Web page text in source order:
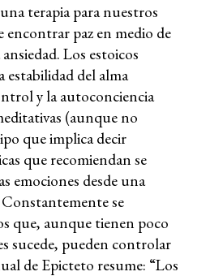
terapia para nuestros
encontrar paz en medio de
Los estoicos
estabilidad del alma
y la autoconciencia
(aunque no
que implica decir
que recomiendan se
emociones desde una
se
que, aunque tienen poco
sucede, pueden controlar
de Epicteto resume: “Los